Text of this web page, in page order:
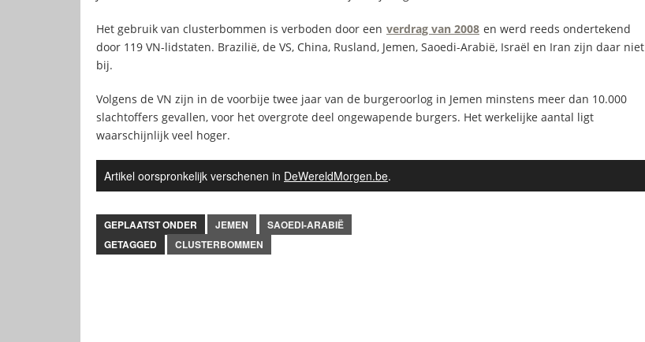
Het gebruik van clusterbommen is verboden door een verdrag van 2008 en werd reeds ondertekend
door 119 VN-lidstaten. Brazilië, de VS, China, Rusland, Jemen, Saoedi-Arabië, Israël en Iran zijn daar niet
bij.
Volgens de VN zijn in de voorbije twee jaar van de burgeroorlog in Jemen minstens meer dan 10.000
slachtoffers gevallen, voor het overgrote deel ongewapende burgers. Het werkelijke aantal ligt
waarschijnlijk veel hoger.
Artikel oorspronkelijk verschenen in DeWereldMorgen.be.
GEPLAATST ONDER JEMEN
SAOEDI-ARABIË
GETAGGED
CLUSTERBOMMEN